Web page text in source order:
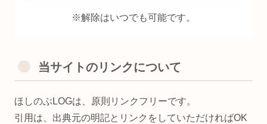
※解除はいつでも可能です。
当サイトのリンクについて
ほしのぶLOGは、原則リンクフリーです。
引用は、出典元の明記とリンクをしていただければOK